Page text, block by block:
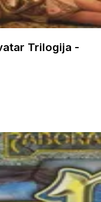
Trilogija -